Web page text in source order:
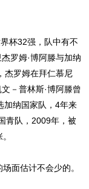
杯32强，队中有不
罗姆·博阿滕与加纳
杰罗姆在拜仁慕尼
－普林斯·博阿滕曾
加纳国家队，4年来
青队，2009年，被
面估计不会少的。